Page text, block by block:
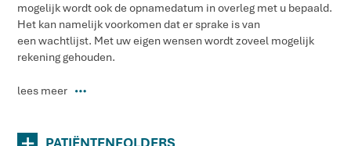
mogelijk wordt ook de opnamedatum in overleg met u bepaald.
Het kan namelijk voorkomen dat er sprake is van
een wachtlijst. Met uw eigen wensen wordt zoveel mogelijk
rekening gehouden.
lees meer P